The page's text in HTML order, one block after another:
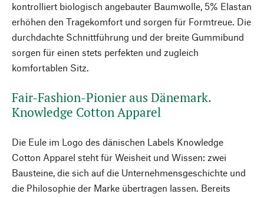
kontrolliert biologisch angebauter Baumwolle, 5% Elastan
erhöhen den Tragekomfort und sorgen für Formtreue. Die
durchdachte Schnittführung und der breite Gummibund
sorgen für einen stets perfekten und zugleich
komfortablen Sitz.
Fair-Fashion-Pionier aus Dänemark.
Knowledge Cotton Apparel
Die Eule im Logo des dänischen Labels Knowledge
Cotton Apparel steht für Weisheit und Wissen: zwei
Bausteine, die sich auf die Unternehmensgeschichte und
die Philosophie der Marke übertragen lassen. Bereits